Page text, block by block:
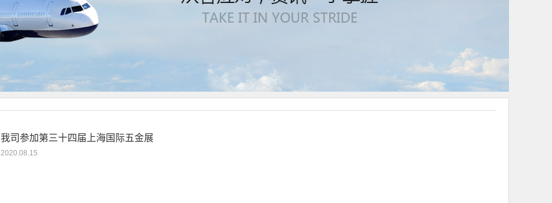
我司参加第三十四届上海国际五金展
2020.08.15